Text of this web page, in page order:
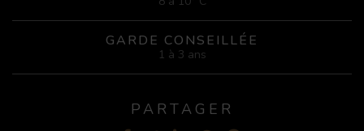
GARDE CONSEILLÉE
1 à 3 ans
PARTAGER